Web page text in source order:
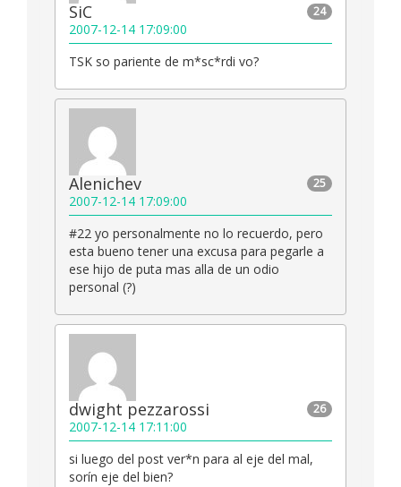
24
SiC
2007-12-14 17:09:00
TSK so pariente de m*sc*rdi vo?
25
Alenichev
2007-12-14 17:09:00
#22 yo personalmente no lo recuerdo, pero
esta bueno tener una excusa para pegarle a
ese hijo de puta mas alla de un odio
personal (?)
26
dwight pezzarossi
2007-12-14 17:11:00
si luego del post ver*n para al eje del mal,
sorín eje del bien?